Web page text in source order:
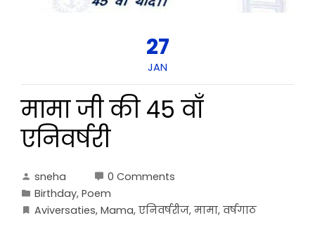
27
JAN
मामा जी की 45 वाँ
एनिवर्षरी
sneha
0 Comments
Birthday, Poem
Aviversaties, Mama, एनिवर्षरीज, मामा, वर्षगाठ